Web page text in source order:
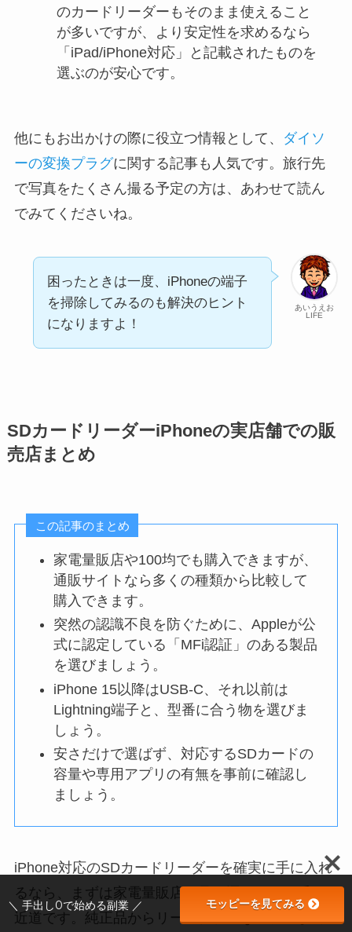
のカードリーダーもそのまま使えること
が多いですが、より安定性を求めるなら
「iPad/iPhone対応」と記載されたものを
選ぶのが安心です。
他にもお出かけの際に役立つ情報として、
ダイソ
ーの変換プラグに関する記事も人気です。旅行先
で写真をたくさん撮る予定の方は、あわせて読ん
でみてくださいね。
あいうえお
LIFE
困ったときは一度、iPhoneの端子
を掃除してみるのも解決のヒント
になりますよ！
SDカードリーダーiPhoneの実店舗での販
売店まとめ
この記事のまとめ
家電量販店や100均でも購入できますが、
通販サイトなら多くの種類から比較して
購入できます。
突然の認識不良を防ぐために、Appleが公
式に認定している「MFi認証」のある製品
を選びましょう。
iPhone 15以降はUSB-C、それ以前は
Lightning端子と、型番に合う物を選びま
しょう。
安さだけで選ばず、対応するSDカードの
容量や専用アプリの有無を事前に確認し
ましょう。
iPhone対応のSDカードリーダーを確実に手に入れ
るなら、まずは家電量販店へ足を運ぶのが一番の
近道です。純正品からリーズナブルなモデルまで
＼ 手出し0で始める副業 ／ モッピーを見てみる